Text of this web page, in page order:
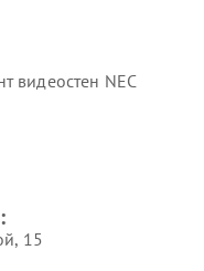
видеостен NEC
15